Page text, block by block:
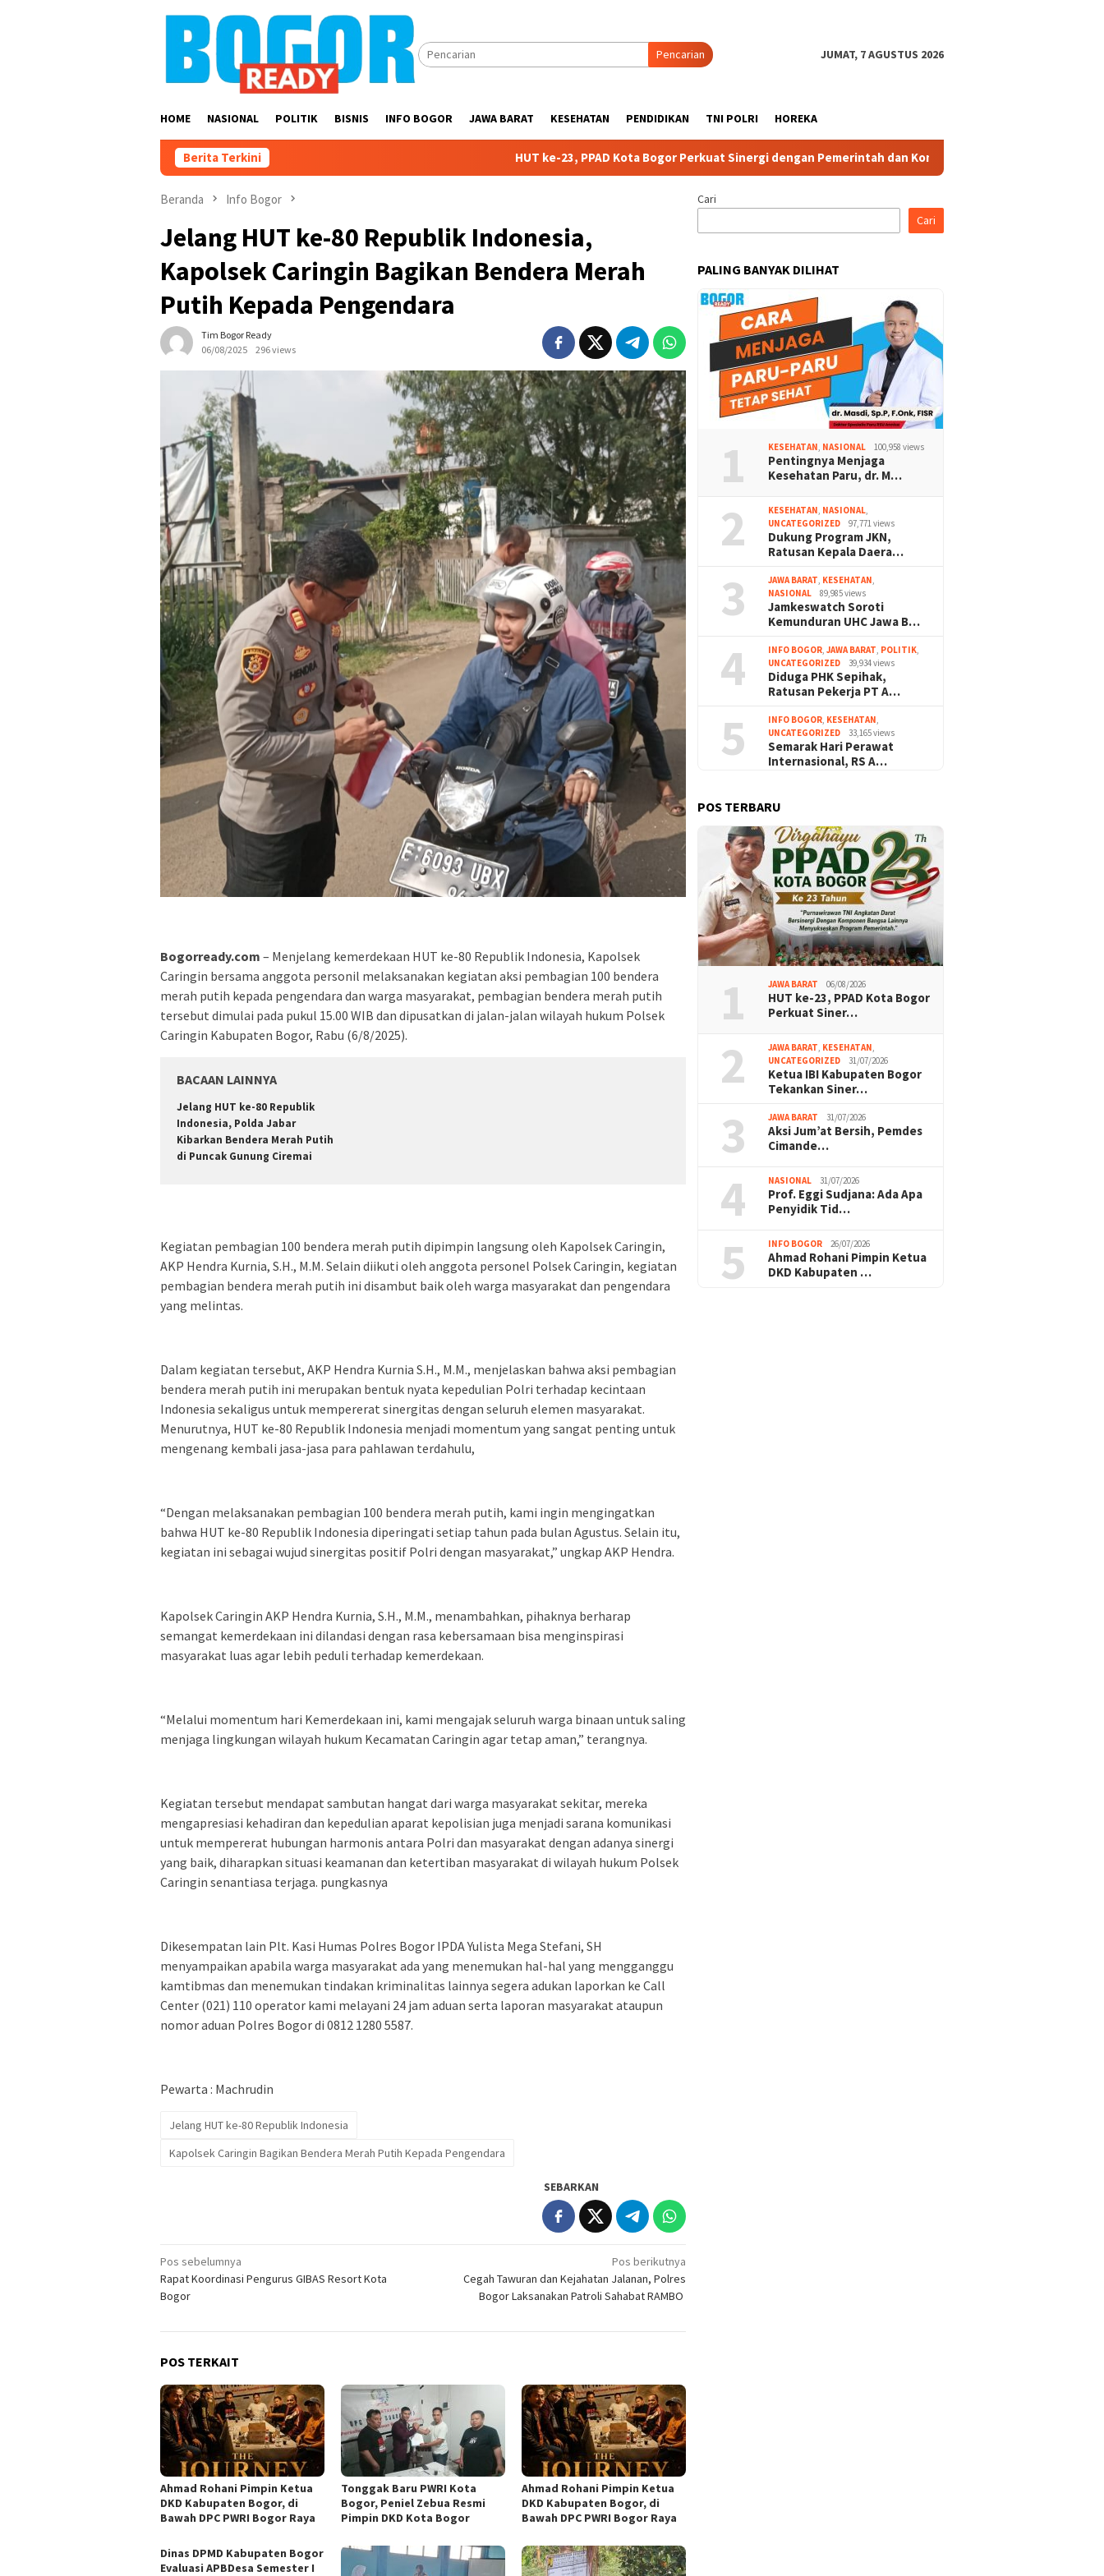
Pencarian JUMAT, 7 AGUSTUS 2026
HOME NASIONAL POLITIK BISNIS INFO BOGOR JAWA BARAT KESEHATAN PENDIDIKAN TNI POLRI HOREKA
Berita Terkini HUT ke-23, PPAD Kota Bogor Perkuat Sinergi dengan Pemerintah dan Komponen Masyarakat
Beranda Info Bogor
Jelang HUT ke-80 Republik Indonesia,
Kapolsek Caringin Bagikan Bendera Merah
Putih Kepada Pengendara
Tim Bogor Ready
06/08/2025
296 views
Bogorready.com – Menjelang kemerdekaan HUT ke-80 Republik Indonesia, Kapolsek
Caringin bersama anggota personil melaksanakan kegiatan aksi pembagian 100 bendera
merah putih kepada pengendara dan warga masyarakat, pembagian bendera merah putih
tersebut dimulai pada pukul 15.00 WIB dan dipusatkan di jalan-jalan wilayah hukum Polsek
Caringin Kabupaten Bogor, Rabu (6/8/2025).
BACAAN LAINNYA
Jelang HUT ke-80 Republik
Indonesia, Polda Jabar
Kibarkan Bendera Merah Putih
di Puncak Gunung Ciremai
Kegiatan pembagian 100 bendera merah putih dipimpin langsung oleh Kapolsek Caringin,
AKP Hendra Kurnia, S.H., M.M. Selain diikuti oleh anggota personel Polsek Caringin, kegiatan
pembagian bendera merah putih ini disambut baik oleh warga masyarakat dan pengendara
yang melintas.
Dalam kegiatan tersebut, AKP Hendra Kurnia S.H., M.M., menjelaskan bahwa aksi pembagian
bendera merah putih ini merupakan bentuk nyata kepedulian Polri terhadap kecintaan
Indonesia sekaligus untuk mempererat sinergitas dengan seluruh elemen masyarakat.
Menurutnya, HUT ke-80 Republik Indonesia menjadi momentum yang sangat penting untuk
mengenang kembali jasa-jasa para pahlawan terdahulu,
“Dengan melaksanakan pembagian 100 bendera merah putih, kami ingin mengingatkan
bahwa HUT ke-80 Republik Indonesia diperingati setiap tahun pada bulan Agustus. Selain itu,
kegiatan ini sebagai wujud sinergitas positif Polri dengan masyarakat,” ungkap AKP Hendra.
Kapolsek Caringin AKP Hendra Kurnia, S.H., M.M., menambahkan, pihaknya berharap
semangat kemerdekaan ini dilandasi dengan rasa kebersamaan bisa menginspirasi
masyarakat luas agar lebih peduli terhadap kemerdekaan.
“Melalui momentum hari Kemerdekaan ini, kami mengajak seluruh warga binaan untuk saling
menjaga lingkungan wilayah hukum Kecamatan Caringin agar tetap aman,” terangnya.
Kegiatan tersebut mendapat sambutan hangat dari warga masyarakat sekitar, mereka
mengapresiasi kehadiran dan kepedulian aparat kepolisian juga menjadi sarana komunikasi
untuk mempererat hubungan harmonis antara Polri dan masyarakat dengan adanya sinergi
yang baik, diharapkan situasi keamanan dan ketertiban masyarakat di wilayah hukum Polsek
Caringin senantiasa terjaga. pungkasnya
Dikesempatan lain Plt. Kasi Humas Polres Bogor IPDA Yulista Mega Stefani, SH
menyampaikan apabila warga masyarakat ada yang menemukan hal-hal yang mengganggu
kamtibmas dan menemukan tindakan kriminalitas lainnya segera adukan laporkan ke Call
Center (021) 110 operator kami melayani 24 jam aduan serta laporan masyarakat ataupun
nomor aduan Polres Bogor di 0812 1280 5587.
Pewarta : Machrudin
Jelang HUT ke-80 Republik Indonesia
Kapolsek Caringin Bagikan Bendera Merah Putih Kepada Pengendara
SEBARKAN
Navigasi
pos
Pos sebelumnya
Rapat Koordinasi Pengurus GIBAS Resort Kota
Bogor
Pos berikutnya
Cegah Tawuran dan Kejahatan Jalanan, Polres
Bogor Laksanakan Patroli Sahabat RAMBO
POS TERKAIT
Ahmad Rohani Pimpin Ketua
DKD Kabupaten Bogor, di
Bawah DPC PWRI Bogor Raya
Tonggak Baru PWRI Kota
Bogor, Peniel Zebua Resmi
Pimpin DKD Kota Bogor
Ahmad Rohani Pimpin Ketua
DKD Kabupaten Bogor, di
Bawah DPC PWRI Bogor Raya
Dinas DPMD Kabupaten Bogor
Evaluasi APBDesa Semester I
Cari
Cari
PALING BANYAK DILIHAT
1 KESEHATAN NASIONAL 100,958 views
Pentingnya Menjaga
Kesehatan Paru, dr. M…
2 KESEHATAN NASIONAL
UNCATEGORIZED
97,771 views
Dukung Program JKN,
Ratusan Kepala Daera…
3 JAWA BARAT KESEHATAN
NASIONAL
89,985 views
Jamkeswatch Soroti
Kemunduran UHC Jawa B…
4 INFO BOGOR ,JAWA BARAT POLITIK
UNCATEGORIZED
39,934 views
Diduga PHK Sepihak,
Ratusan Pekerja PT A…
5 INFO BOGOR KESEHATAN
UNCATEGORIZED
33,165 views
Semarak Hari Perawat
Internasional, RS A…
POS TERBARU
1 JAWA BARAT 06/08/2026
HUT ke-23, PPAD Kota Bogor
Perkuat Siner…
2 JAWA BARAT KESEHATAN
UNCATEGORIZED
31/07/2026
Ketua IBI Kabupaten Bogor
Tekankan Siner…
3 JAWA BARAT 31/07/2026
Aksi Jum’at Bersih, Pemdes
Cimande…
4 NASIONAL 31/07/2026
Prof. Eggi Sudjana: Ada Apa
Penyidik Tid…
5 INFO BOGOR 26/07/2026
Ahmad Rohani Pimpin Ketua
DKD Kabupaten …